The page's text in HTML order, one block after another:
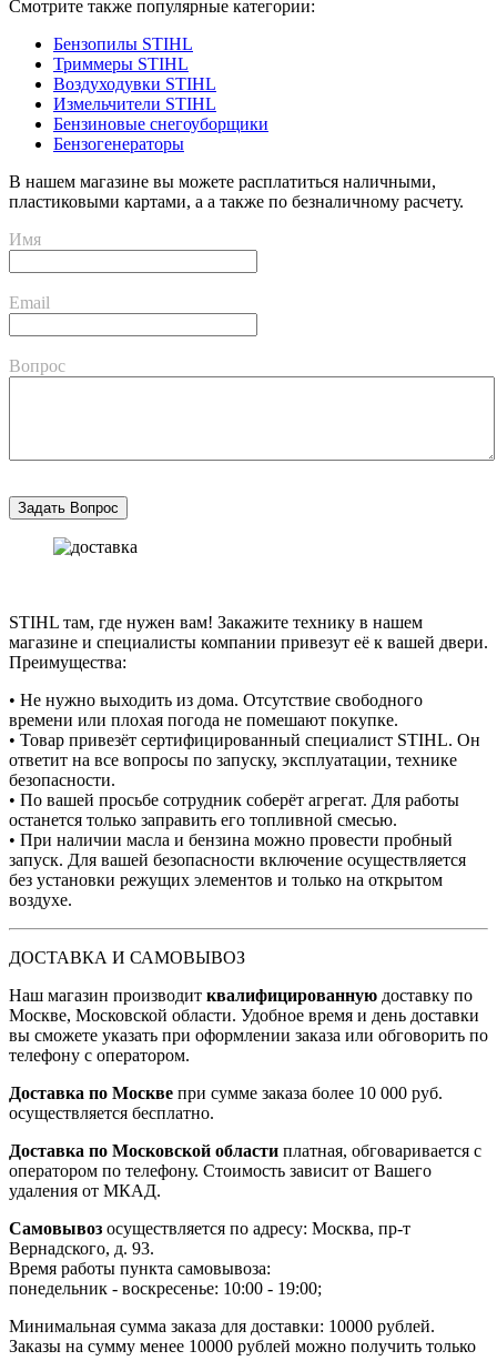
Смотрите также популярные категории:
Бензопилы STIHL
Триммеры STIHL
Воздуходувки STIHL
Измельчители STIHL
Бензиновые снегоуборщики
Бензогенераторы
В нашем магазине вы можете расплатиться наличными,
пластиковыми картами, а а также по безналичному расчету.
Имя
Email
Вопрос
STIHL там, где нужен вам! Закажите технику в нашем
магазине и специалисты компании привезут её к вашей двери.
Преимущества:
• Не нужно выходить из дома. Отсутствие свободного
времени или плохая погода не помешают покупке.
• Товар привезёт сертифицированный специалист STIHL. Он
ответит на все вопросы по запуску, эксплуатации, технике
безопасности.
• По вашей просьбе сотрудник соберёт агрегат. Для работы
останется только заправить его топливной смесью.
• При наличии масла и бензина можно провести пробный
запуск. Для вашей безопасности включение осуществляется
без установки режущих элементов и только на открытом
воздухе.
ДОСТАВКА И САМОВЫВОЗ
Наш магазин производит квалифицированную доставку по
Москве, Московской области. Удобное время и день доставки
вы сможете указать при оформлении заказа или обговорить по
телефону с оператором.
Доставка по Москве при сумме заказа более 10 000 руб.
осуществляется бесплатно.
Доставка по Московской области платная, обговаривается с
оператором по телефону. Стоимость зависит от Вашего
удаления от МКАД.
Самовывоз осуществляется по адресу: Москва, пр-т
Вернадского, д. 93.
Время работы пункта самовывоза:
понедельник - воскресенье: 10:00 - 19:00;
Минимальная сумма заказа для доставки: 10000 рублей.
Заказы на сумму менее 10000 рублей можно получить только